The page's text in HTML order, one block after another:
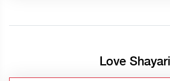
Love Shayari